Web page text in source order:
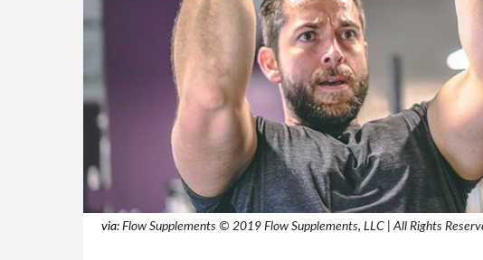
via: Flow Supplements © 2019 Flow Supplements, LLC | All Rights